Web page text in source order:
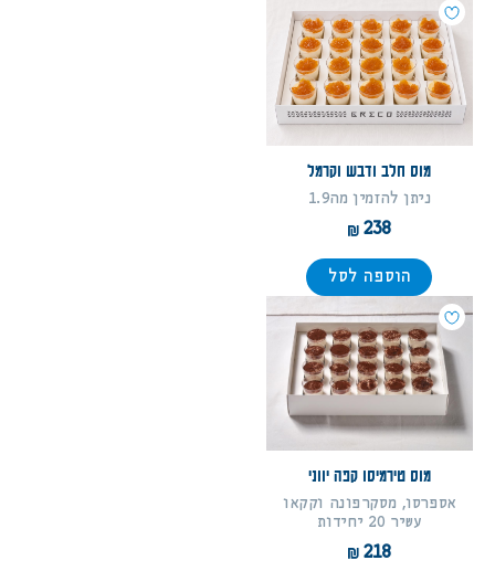
מוס חלב ודבש וקרמל
ניתן להזמין מה1.9
238
הוספה לסל
מוס טירמיסו קפה יווני
אספרסו, מסקרפונה וקקאו
עשיר 20 יחידות
218